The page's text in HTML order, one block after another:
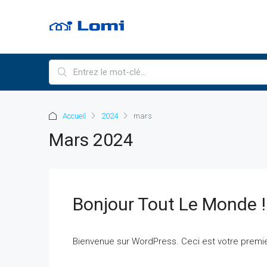
Accueil 2024 mars
Mars 2024
Bonjour Tout Le Monde !
Bienvenue sur WordPress. Ceci est votre